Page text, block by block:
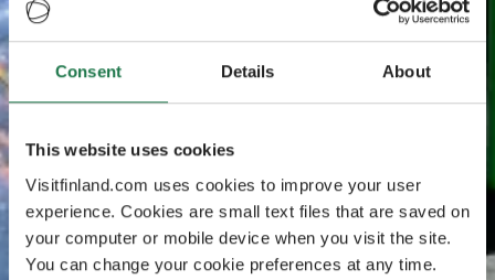
Consent Details About
This website uses cookies
Visitfinland.com uses cookies to improve your user
experience. Cookies are small text files that are saved on
your computer or mobile device when you visit the site.
You can change your cookie preferences at any time.